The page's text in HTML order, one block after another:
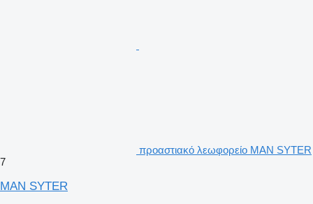
προαστιακό λεωφορείο MAN SYTER
7
MAN SYTER